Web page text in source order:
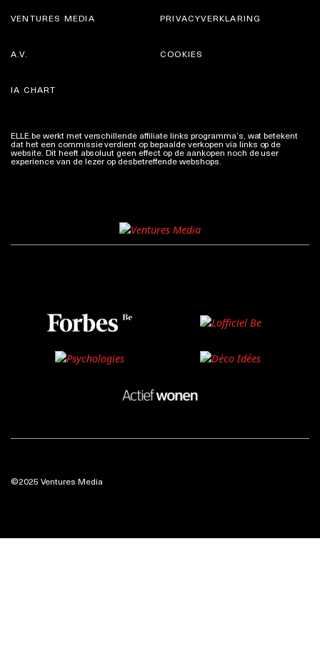
VENTURES MEDIA PRIVACYVERKLARING
A.V.
IA CHART
COOKIES
ELLE.be werkt met verschillende affiliate links programma’s, wat betekent
dat het een commissie verdient op bepaalde verkopen via links op de
website. Dit heeft absoluut geen effect op de aankopen noch de user
experience van de lezer op desbetreffende webshops.
©2025 Ventures Media